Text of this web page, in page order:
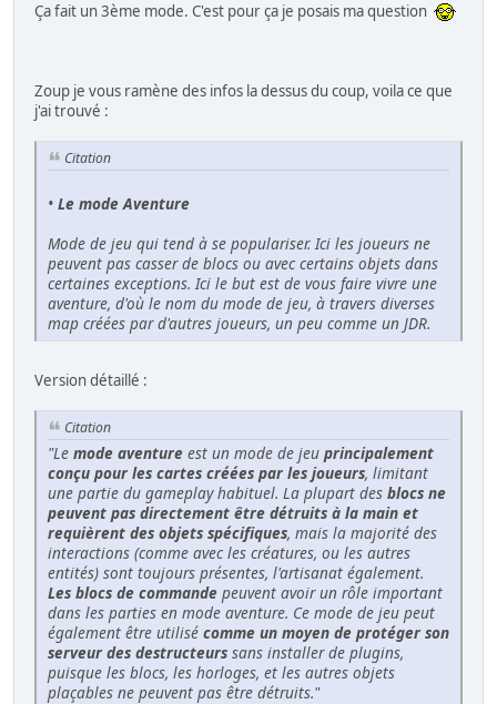
Ça fait un 3ème mode. C'est pour ça je posais ma question
Zoup je vous ramène des infos la dessus du coup, voila ce que
j'ai trouvé :
Citation
• Le mode Aventure
Mode de jeu qui tend à se populariser. Ici les joueurs ne
peuvent pas casser de blocs ou avec certains objets dans
certaines exceptions. Ici le but est de vous faire vivre une
aventure, d'où le nom du mode de jeu, à travers diverses
map créées par d'autres joueurs, un peu comme un JDR.
Version détaillé :
Citation
"Le mode aventure est un mode de jeu principalement
conçu pour les cartes créées par les joueurs, limitant
une partie du gameplay habituel. La plupart des blocs ne
peuvent pas directement être détruits à la main et
requièrent des objets spécifiques, mais la majorité des
interactions (comme avec les créatures, ou les autres
entités) sont toujours présentes, l'artisanat également.
Les blocs de commande peuvent avoir un rôle important
dans les parties en mode aventure. Ce mode de jeu peut
également être utilisé comme un moyen de protéger son
serveur des destructeurs sans installer de plugins,
puisque les blocs, les horloges, et les autres objets
plaçables ne peuvent pas être détruits."